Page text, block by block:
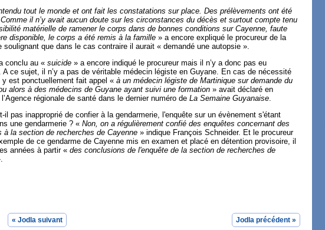
tout le monde et ont fait les constatations sur place. Des prélèvements ont été
il n’y avait aucun doute sur les circonstances du décès et surtout compte tenu
matérielle de ramener le corps dans de bonnes conditions sur Cayenne, faute
disponible, le corps a été remis à la famille » a encore expliqué le procureur de la
soulignant que dans le cas contraire il aurait « demandé une autopsie ».
conclu au « suicide » a encore indiqué le procureur mais il n’y a donc pas eu
A ce sujet, il n’y a pas de véritable médecin légiste en Guyane. En cas de nécessité
y est ponctuellement fait appel « à un médecin légiste de Martinique sur demande du
alors à des médecins de Guyane ayant suivi une formation » avait déclaré en
régionale de santé dans le dernier numéro de La Semaine Guyanaise
il pas inapproprié de confier à la gendarmerie, l'enquête sur un évènement s'étant
une gendarmerie ? « Non, on a régulièrement confié des enquêtes concernant des
à la section de recherches de Cayenne » indique François Schneider. Et le procureur
de ce gendarme de Cayenne mis en examen et placé en détention provisoire, il
années à partir « des conclusions de l'enquête de la section de recherches de
« Jodla suivant Jodla précédent »